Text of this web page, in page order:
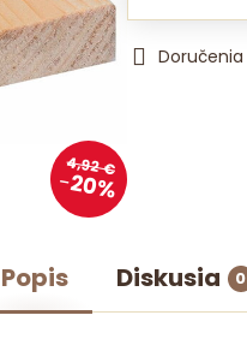
4,92 €
20%
Doručenia
Popis Diskusia 0